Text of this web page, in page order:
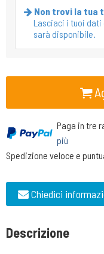
Non trovi la tua
Lasciaci i tuoi dati
sarà disponibile.
Paga in tre
più
Spedizione veloce e
Chiedici
Descrizione